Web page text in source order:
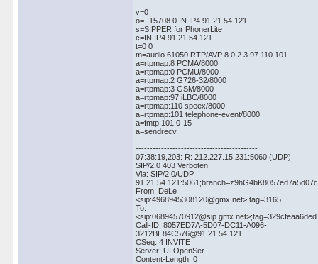
v=0
o=- 15708 0 IN IP4 91.21.54.121
s=SIPPER for PhonerLite
c=IN IP4 91.21.54.121
t=0 0
m=audio 61050 RTP/AVP 8 0 2 3 97 110 101
a=rtpmap:8 PCMA/8000
a=rtpmap:0 PCMU/8000
a=rtpmap:2 G726-32/8000
a=rtpmap:3 GSM/8000
a=rtpmap:97 iLBC/8000
a=rtpmap:110 speex/8000
a=rtpmap:101 telephone-event/8000
a=fmtp:101 0-15
a=sendrecv
-------------------------------------------
07:38:19,203: R: 212.227.15.231:5060 (UDP)
SIP/2.0 403 Verboten
Via: SIP/2.0/UDP
From: DeLe
<sip:4968945308120@gmx.net>;tag=3165
To:
Call-ID: 8057ED7A-5D07-DC11-A096-
3212BE84C576@91.21.54.121
CSeq: 4 INVITE
Server: UI OpenSer
Content-Length: 0